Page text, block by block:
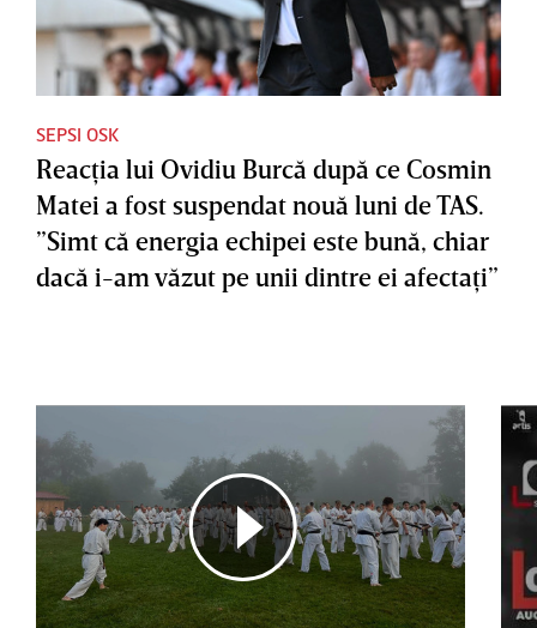
SEPSI OSK
Reacţia lui Ovidiu Burcă după ce Cosmin
Matei a fost suspendat nouă luni de TAS.
”Simt că energia echipei este bună, chiar
dacă i-am văzut pe unii dintre ei afectaţi”